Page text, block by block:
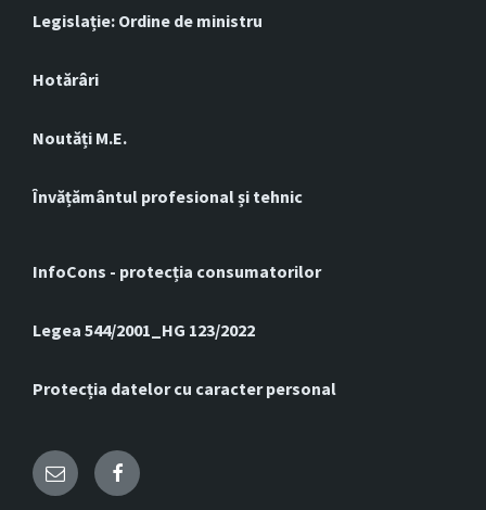
Legislație: Ordine de ministru
Hotărâri
Noutăți M.E.
Învățământul profesional și tehnic
InfoCons - protecția consumatorilor
Legea 544/2001_HG 123/2022
Protecția datelor cu caracter personal
Email Facebook